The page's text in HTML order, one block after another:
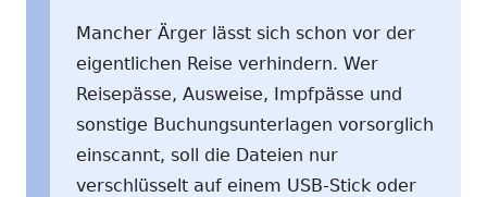
Mancher Ärger lässt sich schon vor der
eigentlichen Reise verhindern. Wer
Reisepässe, Ausweise, Impfpässe und
sonstige Buchungsunterlagen vorsorglich
einscannt, soll die Dateien nur
verschlüsselt auf einem USB-Stick oder